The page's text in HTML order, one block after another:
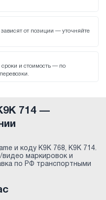
зависят от позиции — уточняйте
и стоимость — по
714 —
и коду K9K 768, K9K 714.
видео маркировок и
по РФ транспортными